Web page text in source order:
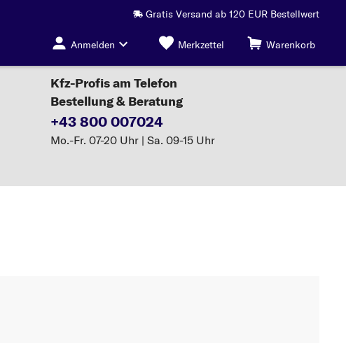
Gratis Versand ab 120 EUR Bestellwert
Anmelden Merkzettel Warenkorb
Kfz-Profis am Telefon
Bestellung & Beratung
+43 800 007024
Mo.-Fr. 07-20 Uhr | Sa. 09-15 Uhr